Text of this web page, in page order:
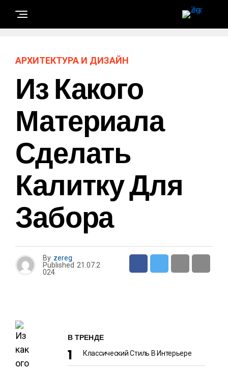
АРХИТЕКТУРА И ДИЗАЙН
Из Какого
Материала
Сделать
Калитку Для
Забора
By zereg
Published 21.07.2
024
В ТРЕНДЕ
Классический Стиль В Интерьере